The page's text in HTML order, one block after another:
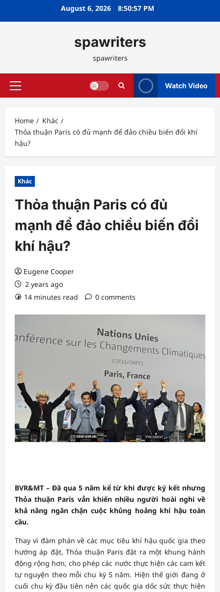
August 6, 2026 8:50:58 PM
spawriters
spawriters
Primary
Watch Video
Home
Khác
Thỏa thuận Paris có đủ mạnh để đảo chiều biến đổi khí
hậu?
Khác
Thỏa thuận Paris có đủ
mạnh để đảo chiều biến đổi
khí hậu?
Eugene Cooper
2 years ago
14 minutes read
0 comments
BVR&MT – Đã qua 5 năm kể từ khi được ký kết nhưng
Thỏa thuận Paris vẫn khiến nhiều người hoài nghi về
khả năng ngăn chặn cuộc khủng hoảng khí hậu toàn
cầu.
Thay vì đàm phán về các mục tiêu khí hậu quốc gia theo
hướng áp đặt, Thỏa thuận Paris đặt ra một khung hành
động rộng hơn, cho phép các nước thực hiện các cam kết
tự nguyện theo mỗi chu kỳ 5 năm. Hiện thế giới đang ở
cuối chu kỳ đầu tiên nên các quốc gia dốc sức thực hiện